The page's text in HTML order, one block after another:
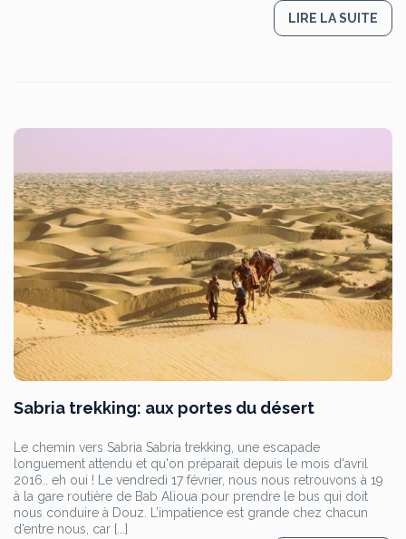
LIRE LA SUITE
Sabria trekking: aux portes du désert
Le chemin vers Sabria Sabria trekking, une escapade
longuement attendu et qu'on préparait depuis le mois d'avril
2016.. eh oui ! Le vendredi 17 février, nous nous retrouvons à 19
à la gare routière de Bab Alioua pour prendre le bus qui doit
nous conduire à Douz. L’impatience est grande chez chacun
d’entre nous, car [...]